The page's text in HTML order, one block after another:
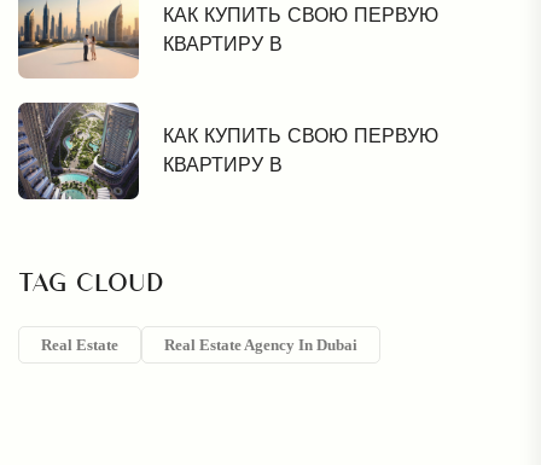
КАК КУПИТЬ СВОЮ ПЕРВУЮ
КВАРТИРУ В
КАК КУПИТЬ СВОЮ ПЕРВУЮ
КВАРТИРУ В
TAG CLOUD
Real Estate Real Estate Agency In Dubai